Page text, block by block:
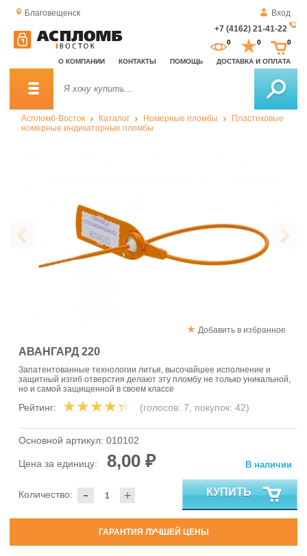
Благовещенск
Вход
+7 (4162) 21-41-22
О КОМПАНИИ КОНТАКТЫ ПОМОЩЬ ДОСТАВКА И ОПЛАТА
0 0 0
Аспломб-Восток Каталог Номерные пломбы
Пластиковые
номерные индикаторные пломбы
Добавить в избранное
АВАНГАРД 220
Запатентованные технологии литья, высочайшее исполнение и
защитный изгиб отверстия делают эту пломбу не только уникальной,
но и самой защищенной в своем классе
Рейтинг: (голосов: 7, покупок: 42)
Основной артикул: 010102
Цена за единицу: 8,00 ₽
- +
Количество:
В наличии
КУПИТЬ
ГАРАНТИЯ ЛУЧШЕЙ ЦЕНЫ